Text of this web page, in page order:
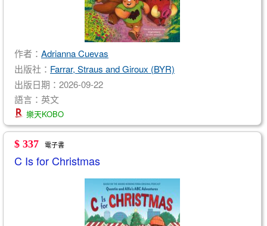
作者： Adrianna Cuevas
出版社： Farrar, Straus and Giroux (BYR)
出版日期：2026-09-22
語言：英文
樂天KOBO
$ 337 電子書
C Is for Christmas